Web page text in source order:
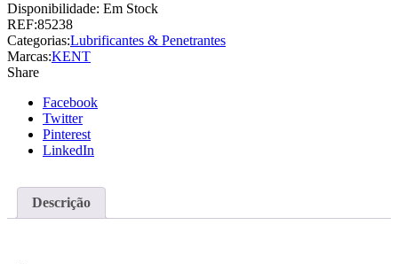
Disponibilidade: Em Stock
REF:85238
Categorias:Lubrificantes & Penetrantes
Marcas:KENT
Share
Facebook
Twitter
Pinterest
LinkedIn
Descrição